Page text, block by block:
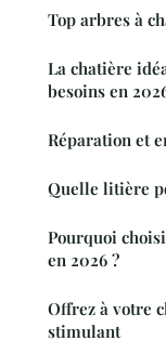
Top arbres à
La chatière
besoins en
Réparation et
Quelle litière
Pourquoi
en 2026 ?
Offrez à votre
stimulant